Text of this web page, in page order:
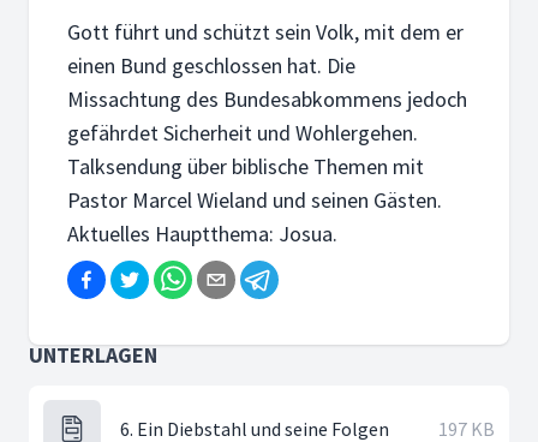
Gott führt und schützt sein Volk, mit dem er
einen Bund geschlossen hat. Die
Missachtung des Bundesabkommens jedoch
gefährdet Sicherheit und Wohlergehen.
Talksendung über biblische Themen mit
Pastor Marcel Wieland und seinen Gästen.
Aktuelles Hauptthema: Josua.
UNTERLAGEN
6. Ein Diebstahl und seine Folgen 197 KB